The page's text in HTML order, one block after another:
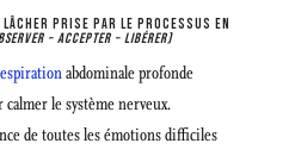
PRISE PAR LE PROCESSUS EN
– ACCEPTER – LIBÉRER)
abdominale profonde
le système nerveux.
de toutes les émotions difficiles